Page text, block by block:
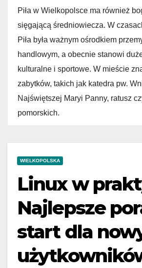
Piła w Wielkopolsce ma również
sięgającą średniowiecza. W
Piła była ważnym ośrodkiem
handlowym, a obecnie stanowi
kulturalne i sportowe. W mieście
zabytków, takich jak katedra pw.
Najświętszej Maryi Panny, ratusz
pomorskich.
WIELKOPOLSKA
Linux w
Najlepsze
start dla